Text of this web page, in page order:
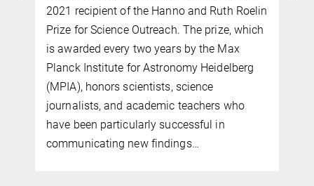
2021 recipient of the Hanno and Ruth Roelin
Prize for Science Outreach. The prize, which
is awarded every two years by the Max
Planck Institute for Astronomy Heidelberg
(MPIA), honors scientists, science
journalists, and academic teachers who
have been particularly successful in
communicating new findings…